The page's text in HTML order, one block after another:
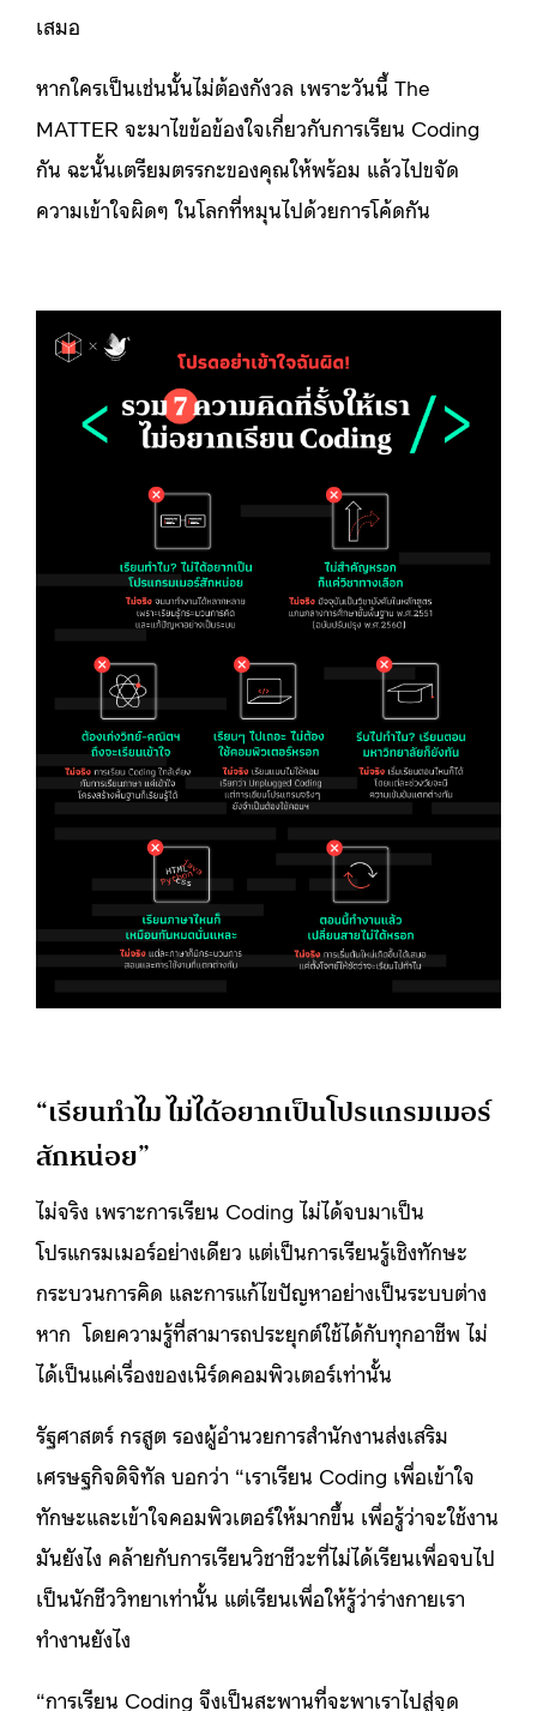
เสมอ
หากใครเป็นเช่นนั้นไม่ต้องกังวล เพราะวันนี้ The
MATTER จะมาไขข้อข้องใจเกี่ยวกับการเรียน Coding
กัน ฉะนั้นเตรียมตรรกะของคุณให้พร้อม แล้วไปขจัด
ความเข้าใจผิดๆ ในโลกที่หมุนไปด้วยการโค้ดกัน
“เรียนทำไม ไม่ได้อยากเป็นโปรแกรมเมอร์
สักหน่อย”
ไม่จริง เพราะการเรียน Coding ไม่ได้จบมาเป็น
โปรแกรมเมอร์อย่างเดียว แต่เป็นการเรียนรู้เชิงทักษะ
กระบวนการคิด และการแก้ไขปัญหาอย่างเป็นระบบต่าง
หาก โดยความรู้ที่สามารถประยุกต์ใช้ได้กับทุกอาชีพ ไม่
ได้เป็นแค่เรื่องของเนิร์ดคอมพิวเตอร์เท่านั้น
รัฐศาสตร์ กรสูต รองผู้อำนวยการสำนักงานส่งเสริม
เศรษฐกิจดิจิทัล บอกว่า “เราเรียน Coding เพื่อเข้าใจ
ทักษะและเข้าใจคอมพิวเตอร์ให้มากขึ้น เพื่อรู้ว่าจะใช้งาน
มันยังไง คล้ายกับการเรียนวิชาชีวะที่ไม่ได้เรียนเพื่อจบไป
เป็นนักชีววิทยาเท่านั้น แต่เรียนเพื่อให้รู้ว่าร่างกายเรา
ทำงานยังไง
“การเรียน Coding จึงเป็นสะพานที่จะพาเราไปสู่จุด